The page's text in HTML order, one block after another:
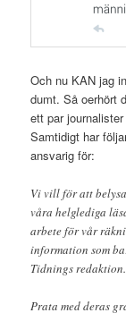
Och nu KAN jag
dumt. Så oerhört
ett par
Samtidigt har
ansvarig för:
Vi vill för att
våra helglediga
arbete för vår
information som
Tidnings
Prata med deras